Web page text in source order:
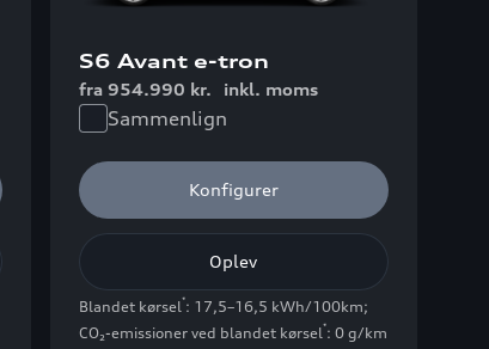
S6 Avant e-tron
fra 954.990 kr. inkl. moms
Sammenlign
Konfigurer
Oplev
Blandet kørsel*: 17,5–16,5 kWh/100km;
CO₂-emissioner ved blandet kørsel*: 0 g/km